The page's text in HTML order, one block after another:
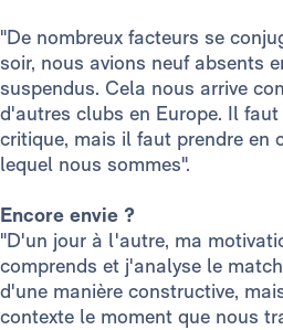
"De nombreux facteurs se
soir, nous avions neuf absents
suspendus. Cela nous arrive
d'autres clubs en Europe. Il faut
critique, mais il faut prendre en
lequel nous sommes".
Encore envie ?
"D'un jour à l'autre, ma
comprends et j'analyse le
d'une manière constructive,
contexte le moment que nous